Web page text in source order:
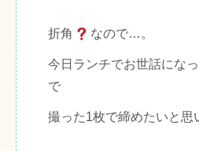
折角 なので…。
今日ランチでお世話にな
で
撮った1枚で締めたいと思